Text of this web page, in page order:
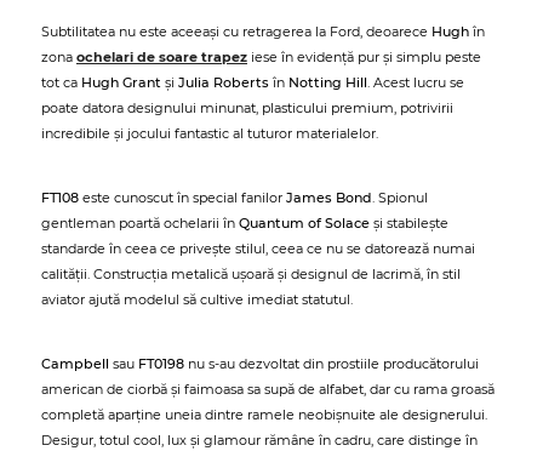
Subtilitatea nu este aceeași cu retragerea la Ford, deoarece Hugh în
zona ochelari de soare trapez iese în evidență pur și simplu peste
tot ca Hugh Grant și Julia Roberts în Notting Hill. Acest lucru se
poate datora designului minunat, plasticului premium, potrivirii
incredibile și jocului fantastic al tuturor materialelor.
FT108 este cunoscut în special fanilor James Bond. Spionul
gentleman poartă ochelarii în Quantum of Solace și stabilește
standarde în ceea ce privește stilul, ceea ce nu se datorează numai
calității. Construcția metalică ușoară și designul de lacrimă, în stil
aviator ajută modelul să cultive imediat statutul.
Campbell sau FT0198 nu s-au dezvoltat din prostiile producătorului
american de ciorbă și faimoasa sa supă de alfabet, dar cu rama groasă
completă aparține uneia dintre ramele neobișnuite ale designerului.
Desigur, totul cool, lux și glamour rămâne în cadru, care distinge în